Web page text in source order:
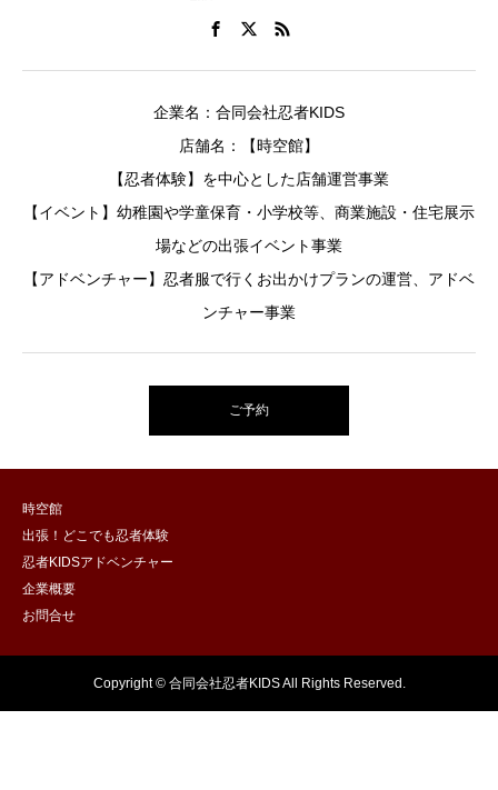
企業名：合同会社忍者KIDS
店舗名：【時空館】
【忍者体験】を中心とした店舗運営事業
【イベント】幼稚園や学童保育・小学校等、商業施設・住宅展示
場などの出張イベント事業
【アドベンチャー】忍者服で行くお出かけプランの運営、アドベ
ンチャー事業
ご予約
時空館
出張！どこでも忍者体験
忍者KIDSアドベンチャー
企業概要
お問合せ
Copyright © 合同会社忍者KIDS All Rights Reserved.